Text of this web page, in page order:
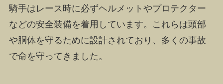
騎手はレース時に必ずヘルメットやプロテクター
などの安全装備を着用しています。これらは頭部
や胴体を守るために設計されており、多くの事故
で命を守ってきました。